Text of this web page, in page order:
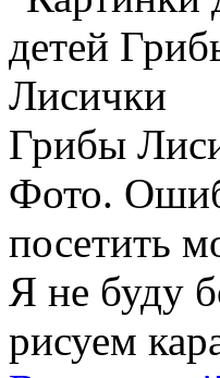
Грибы
Фото.
посетить
Я не буду
рисуем